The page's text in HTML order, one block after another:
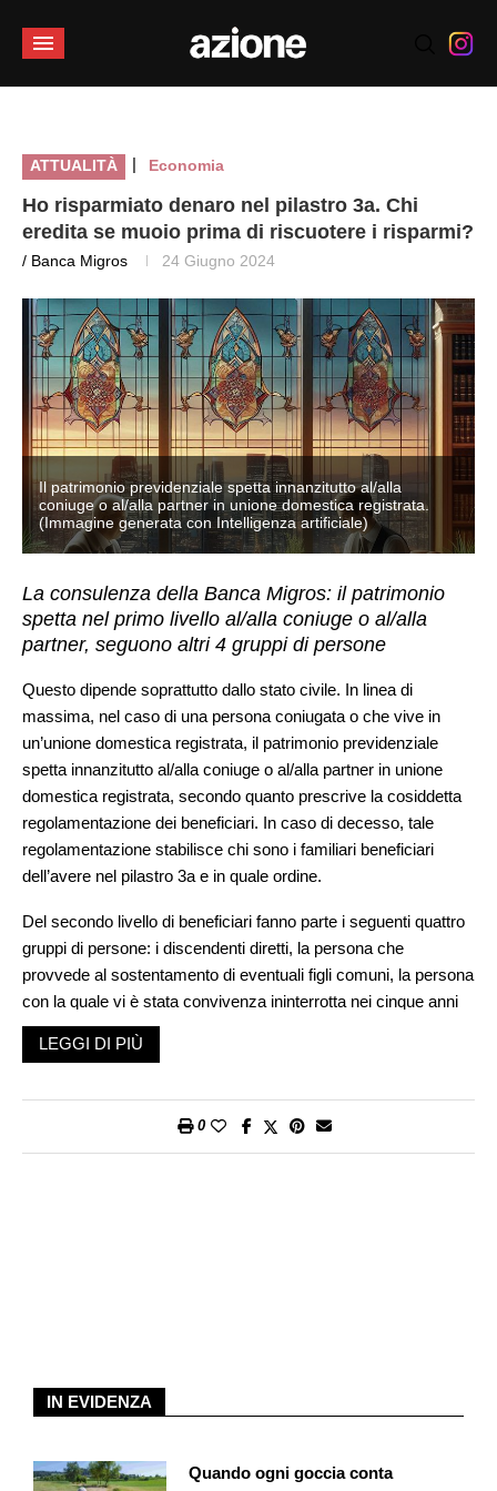
ATTUALITÀ | Economia
Ho risparmiato denaro nel pilastro 3a. Chi
eredita se muoio prima di riscuotere i risparmi?
/ Banca Migros 24 Giugno 2024
Il patrimonio previdenziale spetta innanzitutto al/alla
coniuge o al/alla partner in unione domestica registrata.
(Immagine generata con Intelligenza artificiale)
La consulenza della Banca Migros: il patrimonio
spetta nel primo livello al/alla coniuge o al/alla
partner, seguono altri 4 gruppi di persone
Questo dipende soprattutto dallo stato civile. In linea di
massima, nel caso di una persona coniugata o che vive in
un’unione domestica registrata, il patrimonio previdenziale
spetta innanzitutto al/alla coniuge o al/alla partner in unione
domestica registrata, secondo quanto prescrive la cosiddetta
regolamentazione dei beneficiari. In caso di decesso, tale
regolamentazione stabilisce chi sono i familiari beneficiari
dell’avere nel pilastro 3a e in quale ordine.
Del secondo livello di beneficiari fanno parte i seguenti quattro
gruppi di persone: i discendenti diretti, la persona che
provvede al sostentamento di eventuali figli comuni, la persona
con la quale vi è stata convivenza ininterrotta nei cinque anni
precedenti il decesso e le persone che il/la titolare della
previdenza ha sostenuto finanziariamente in modo cospicuo
Al terzo livello vi sono i genitori, i fratelli e le sorelle e poi gli altri
eredi.
discrezione l’avere di previdenza tra questi e il/la partner. È ad
condizione che i figli ricevano almeno il 50% dell’intero
patrimonio successorio, compresi gli averi previdenziali.
LEGGI DI PIÙ
0
IN EVIDENZA
Quando ogni goccia conta